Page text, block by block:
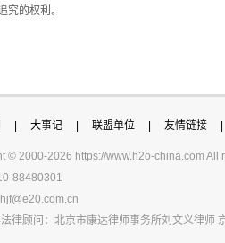
的权利。
| 大事记 | 联盟单位 | 友情链接 |
© 2000-2026 https://www.h2o-china.com All
88480301
hjf@e20.com.cn
律顾问：北京市康达律师事务所刘文义律师